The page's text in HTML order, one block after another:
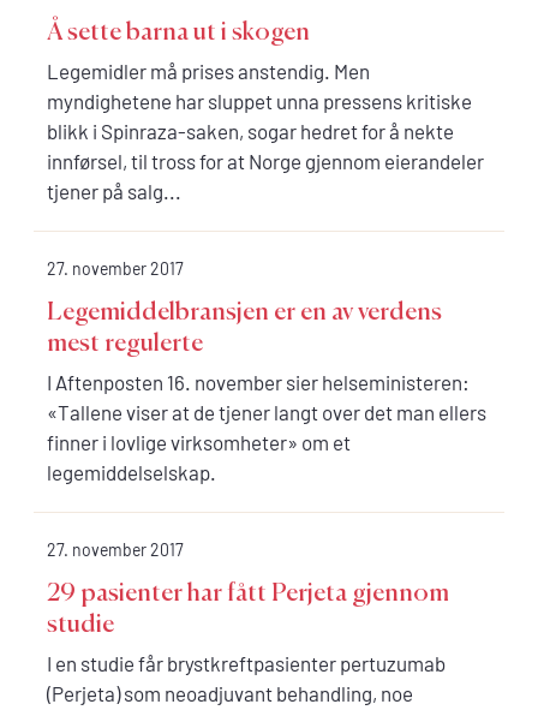
Å sette barna ut i skogen
Legemidler må prises anstendig. Men
myndighetene har sluppet unna pressens kritiske
blikk i Spinraza-saken, sogar hedret for å nekte
innførsel, til tross for at Norge gjennom eierandeler
tjener på salg...
27. november 2017
Legemiddelbransjen er en av verdens
mest regulerte
I Aftenposten 16. november sier helseministeren:
«Tallene viser at de tjener langt over det man ellers
finner i lovlige virksomheter» om et
legemiddelselskap.
27. november 2017
29 pasienter har fått Perjeta gjennom
studie
I en studie får brystkreftpasienter pertuzumab
(Perjeta) som neoadjuvant behandling, noe